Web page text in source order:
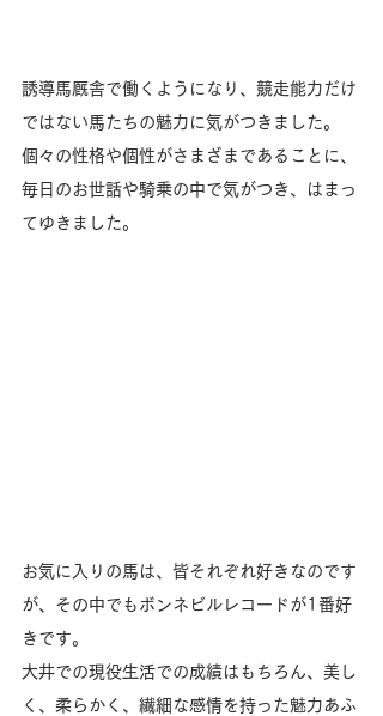
誘導馬厩舎で働くようになり、競走能力だけ
ではない馬たちの魅力に気がつきました。
個々の性格や個性がさまざまであることに、
毎日のお世話や騎乗の中で気がつき、はまっ
てゆきました。
お気に入りの馬は、皆それぞれ好きなのです
が、その中でもボンネビルレコードが1番好
きです。
大井での現役生活での成績はもちろん、美し
く、柔らかく、繊細な感情を持った魅力あふ